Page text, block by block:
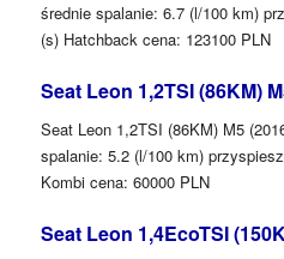
średnie spalanie: 6.7 (l/100 km)
(s) Hatchback cena: 123100 PLN
Seat Leon 1,2TSI (86KM)
Seat Leon 1,2TSI (86KM) M5
spalanie: 5.2 (l/100 km)
Kombi cena: 60000 PLN
Seat Leon 1,4EcoTSI